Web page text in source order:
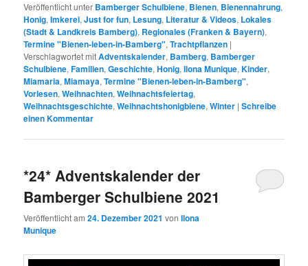
Veröffentlicht unter Bamberger Schulbiene, Bienen, Bienennahrung,
Honig,Imkerei,Just for fun, Lesung, Literatur & Videos, Lokales
(Stadt & Landkreis Bamberg), Regionales (Franken & Bayern),
Termine "Bienen-leben-in-Bamberg",Trachtpflanzen |
Verschlagwortet mitAdventskalender, Bamberg, Bamberger
Schulbiene,Familien,Geschichte,Honig,Ilona Munique,Kinder,
Miamaria,Miamaya,Termine "Bienen-leben-in-Bamberg",
Vorlesen,Weihnachten,Weihnachtsfeiertag,
Weihnachtsgeschichte,Weihnachtshonigbiene,Winter |Schreibe
einen Kommentar
*24* Adventskalender der
Bamberger Schulbiene 2021
Veröffentlicht am24. Dezember 2021 vonIlona
Munique